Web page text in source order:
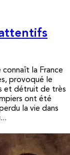
la France
provoqué le
et détruit de très
ont été
la vie dans